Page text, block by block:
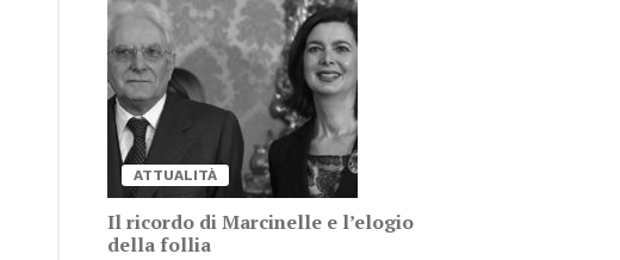
AT­TUA­LI­TÀ
Il ri­cor­do di Mar­ci­nel­le e l’e­lo­gio
del­la fol­lia